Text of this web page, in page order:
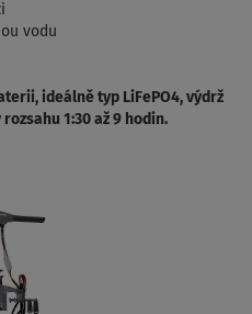
vodu
ideálně typ LiFePO4, výdrž
1:30 až 9 hodin.